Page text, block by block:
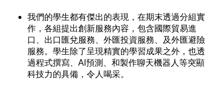
我們的學生都有傑出的表現，在期末透過分組實
作，各組提出創新服務內容，包含國際貿易進
口、出口匯兌服務、外匯投資服務、及外匯避險
服務。學生除了呈現精實的學習成果之外，也透
過程式撰寫、AI預測、和製作聊天機器人等突顯
科技力的具備，令人喝采。